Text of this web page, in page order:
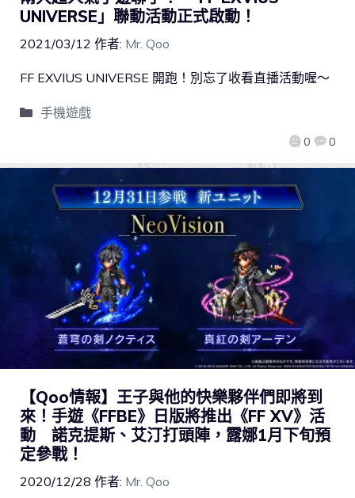
UNIVERSE」聯動活動正式啟動！
2021/03/12 作者: Mr. Qoo
0 0
FF EXVIUS UNIVERSE 開跑！別忘了收看直播活動喔～
手機遊戲
【Qoo情報】王子與他的快樂夥伴們即將到
來！手遊《FFBE》日版將推出《FF XV》活
動 諾克提斯、艾汀打頭陣，露娜1月下旬預
定參戰！
2020/12/28 作者: Mr. Qoo